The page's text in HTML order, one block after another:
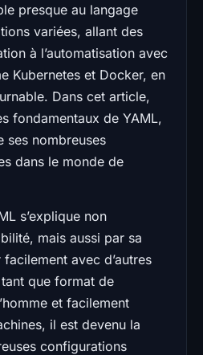
presque au langage
variées, allant des
à l’automatisation avec
Kubernetes et Docker, en
Dans cet article,
fondamentaux de YAML,
ses nombreuses
dans le monde de
s’explique non
mais aussi par sa
avec d’autres
que format de
et facilement
il est devenu la
configurations